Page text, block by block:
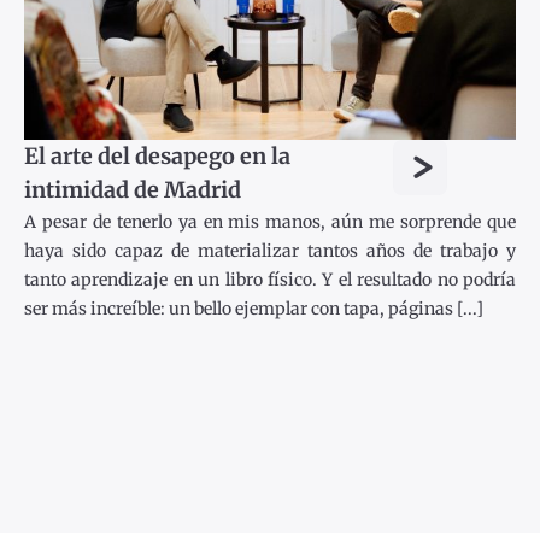
El arte del desapego en la
intimidad de Madrid
>
A pesar de tenerlo ya en mis manos, aún me sorprende que
haya sido capaz de materializar tantos años de trabajo y
tanto aprendizaje en un libro físico. Y el resultado no podría
ser más increíble: un bello ejemplar con tapa, páginas [...]